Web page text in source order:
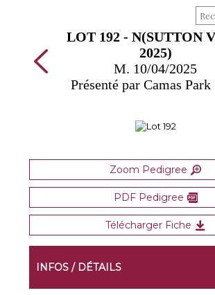
LOT 192 - N(SUTTON
2025)
M. 10/04/2025
Présenté par Camas Park
Zoom Pedigree
PDF Pedigree
Télécharger Fiche
INFOS / DÉTAILS